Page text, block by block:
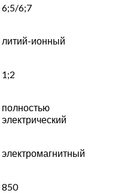
6;5/6;7
литий-ионный
1;2
полностью
электрический
электромагнитный
850